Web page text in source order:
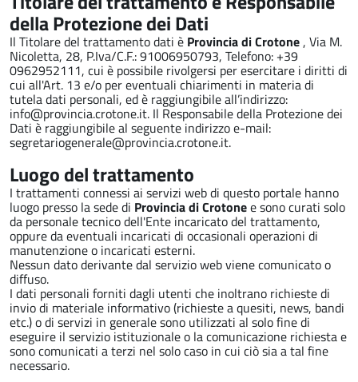
della Protezione dei Dati
Il Titolare del trattamento dati è Provincia di Crotone, Via M.
Nicoletta, 28, P.Iva/C.F.: 91006950793, Telefono: +39
0962952111, cui è possibile rivolgersi per esercitare i diritti di
cui all'Art. 13 e/o per eventuali chiarimenti in materia di
tutela dati personali, ed è raggiungibile all’indirizzo:
info@provincia.crotone.it. Il Responsabile della Protezione dei
Dati è raggiungibile al seguente indirizzo e-mail:
segretariogenerale@provincia.crotone.it.
Luogo del trattamento
I trattamenti connessi ai servizi web di questo portale hanno
luogo presso la sede di Provincia di Crotonee sono curati solo
da personale tecnico dell'Ente incaricato del trattamento,
oppure da eventuali incaricati di occasionali operazioni di
manutenzione o incaricati esterni.
Nessun dato derivante dal servizio web viene comunicato o
diffuso.
I dati personali forniti dagli utenti che inoltrano richieste di
invio di materiale informativo (richieste a quesiti, news, bandi
etc.) o di servizi in generale sono utilizzati al solo fine di
eseguire il servizio istituzionale o la comunicazione richiesta e
sono comunicati a terzi nel solo caso in cui ciò sia a tal fine
necessario.